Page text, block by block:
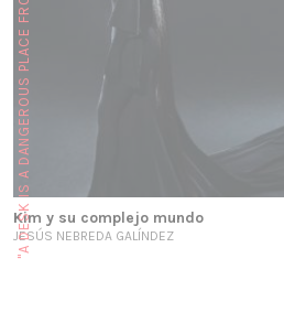
Kim y su complejo mundo
JESÚS NEBREDA GALÍNDEZ